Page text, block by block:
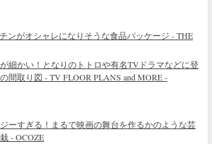
ンがオシャレになりそうな食品パッケージ - THE
細かい！となりのトトロや有名TVドラマなどに登
間取り図 - TV FLOOR PLANS and MORE -
ーすぎる！まるで映画の舞台を作るかのような芸
- OCOZE